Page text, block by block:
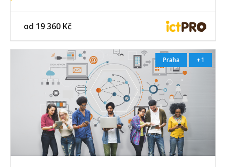
od 19 360 Kč
Praha +1